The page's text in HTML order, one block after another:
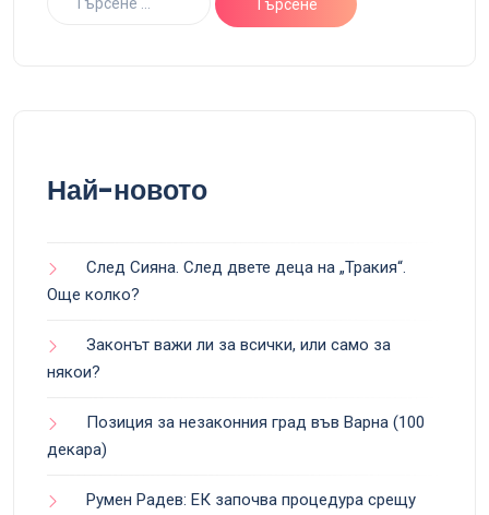
Най-новото
След Сияна. След двете деца на „Тракия“.
Още колко?
Законът важи ли за всички, или само за
някои?
Позиция за незаконния град във Варна (100
декара)
Румен Радев: ЕК започва процедура срещу